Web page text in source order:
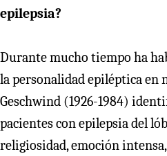
epilepsia?
Durante mucho tiempo ha
la personalidad epiléptica en
Geschwind (1926-1984)
pacientes con epilepsia del
religiosidad, emoción